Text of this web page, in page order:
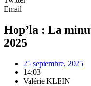
Email
Hop’la : La
2025
25 septembre, 2025
14:03
Valérie KLEIN